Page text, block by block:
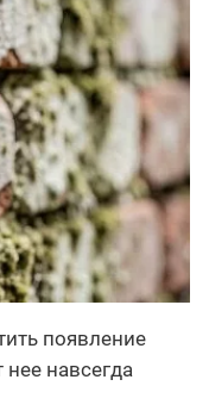
появление
навсегда